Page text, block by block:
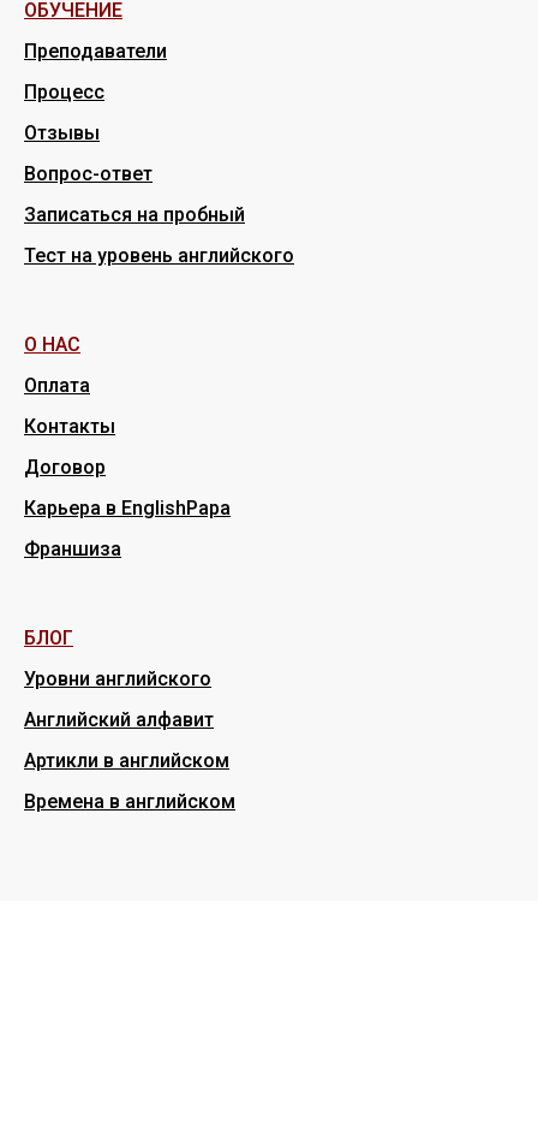
ОБУЧЕНИЕ
Преподаватели
Процесс
Отзывы
Вопрос-ответ
Записаться на пробный
Тест на уровень английского
О НАС
Оплата
Контакты
Договор
Карьера в EnglishPapa
Франшиза
БЛОГ
Уровни английского
Английский алфавит
Артикли в английском
Времена в английском